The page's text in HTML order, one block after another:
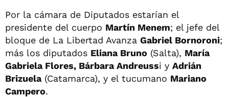
Por la cámara de Diputados estarían el
presidente del cuerpo Martín Menem; el jefe del
bloque de La Libertad Avanza Gabriel Bornoroni;
más los diputados Eliana Bruno (Salta), María
Gabriela Flores, Bárbara Andreussi y Adrián
Brizuela(Catamarca), y el tucumano Mariano
Campero.